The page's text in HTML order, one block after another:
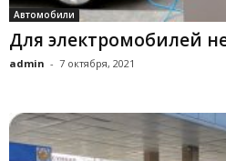
Автомобили
Для электромобилей
admin - 7 октября, 2021